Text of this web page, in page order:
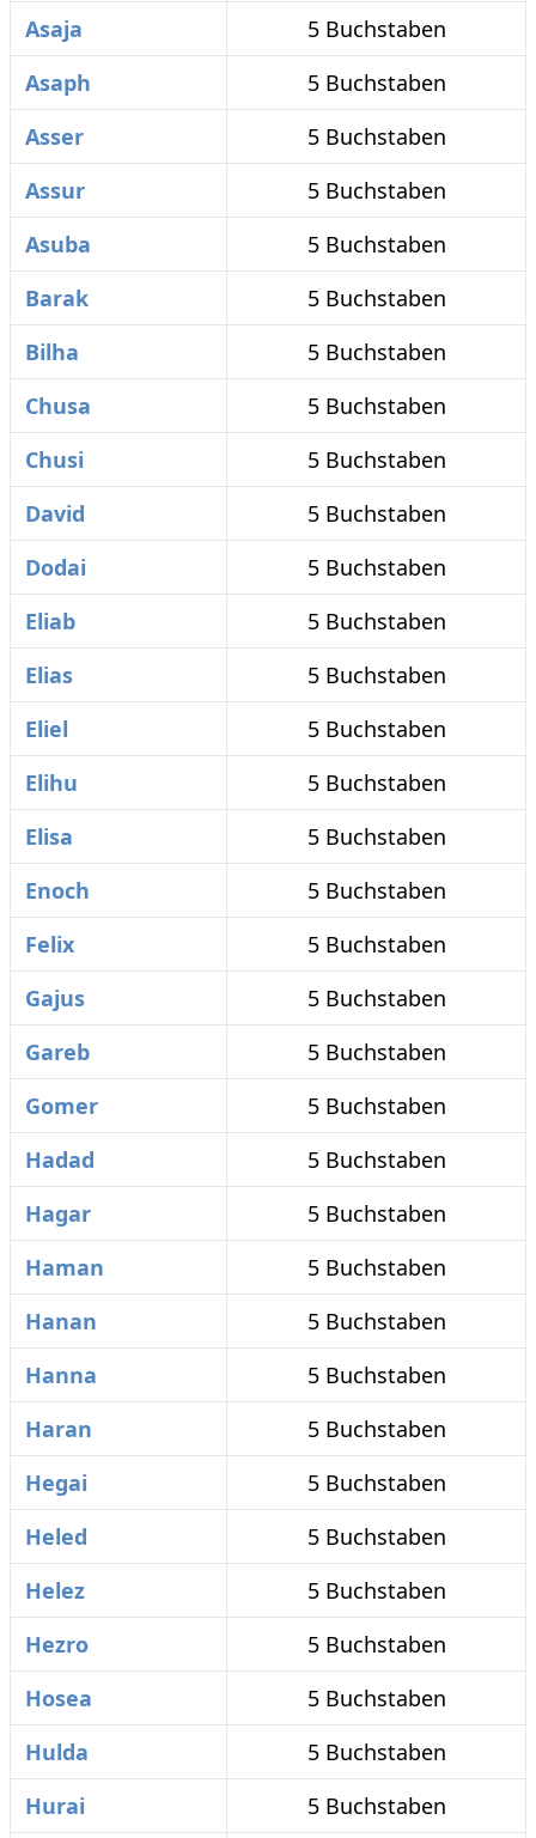
Asaja
5 Buchstaben
Asaph
5 Buchstaben
Asser
5 Buchstaben
Assur
5 Buchstaben
Asuba
5 Buchstaben
Barak
5 Buchstaben
Bilha
5 Buchstaben
Chusa
5 Buchstaben
Chusi
5 Buchstaben
David
5 Buchstaben
Dodai
5 Buchstaben
Eliab
5 Buchstaben
Elias
5 Buchstaben
Eliel
5 Buchstaben
Elihu
5 Buchstaben
Elisa
5 Buchstaben
Enoch
5 Buchstaben
Felix
5 Buchstaben
Gajus
5 Buchstaben
Gareb
5 Buchstaben
Gomer
5 Buchstaben
Hadad
5 Buchstaben
Hagar
5 Buchstaben
Haman
5 Buchstaben
Hanan
5 Buchstaben
Hanna
5 Buchstaben
Haran
5 Buchstaben
Hegai
5 Buchstaben
Heled
5 Buchstaben
Helez
5 Buchstaben
Hezro
5 Buchstaben
Hosea
5 Buchstaben
Hulda
5 Buchstaben
Hurai
5 Buchstaben